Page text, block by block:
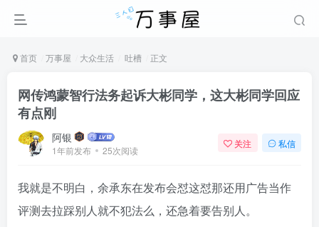
首页 万事屋 大众生活 吐槽 正文
网传鸿蒙智行法务起诉大彬同学，这大彬同学回应
有点刚
阿银
1年前发布 25次阅读
关注 私信
我就是不明白，余承东在发布会怼这怼那还用广告当作
评测去拉踩别人就不犯法么，还急着要告别人。